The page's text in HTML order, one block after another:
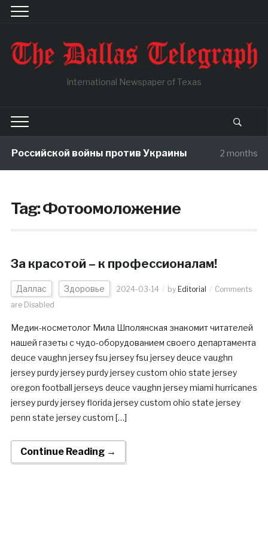
International Newspaper of Texas
Российской войны против Украины 2 months
Tag:Фотоомоложение
За красотой – к профессионалам!
Даллас Здоровье 2024-03-14 by Editorial
Comments
are Disabled
Медик-косметолог Мила Шполянская знакомит читателей
нашей газеты с чудо-оборудованием своего департамента
deuce vaughn jersey fsu jersey fsu jersey deuce vaughn
jersey purdy jersey purdy jersey custom ohio state jersey
oregon football jerseys deuce vaughn jersey miami hurricanes
jersey purdy jersey florida jersey custom ohio state jersey
penn state jersey custom […]
Continue Reading →